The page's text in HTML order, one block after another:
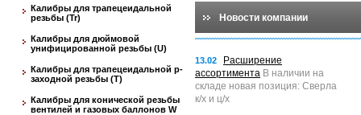
Калибры для трапецеидальной
резьбы (Tr)
Калибры для дюймовой
унифицированной резьбы (U)
Калибры для трапецеидальной p-
заходной резьбы (T)
Калибры для конической резьбы
вентилей и газовых баллонов W
Новости компании
13.02
Расширение
ассортимента В наличии на
складе новая позиция: Сверла
к/х и ц/х